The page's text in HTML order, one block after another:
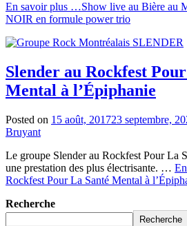
En savoir plus …Show live au Bière au
NOIR en formule power trio
Slender au Rockfest
Mental à l’Épiphanie
Posted on 15 août, 201723 septembre,
Bruyant
Le groupe Slender au Rockfest Pour La
une prestation des plus électrisante. …
Rockfest Pour La Santé Mental à
Recherche
Recherche